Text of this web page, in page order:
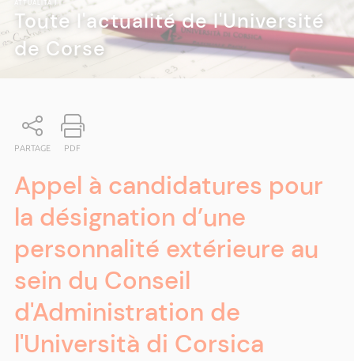
ATTUALITÀ|
Toute l'actualité de l'Université
de Corse
PARTAGE PDF
Appel à candidatures pour
la désignation d’une
personnalité extérieure au
sein du Conseil
d'Administration de
l'Università di Corsica